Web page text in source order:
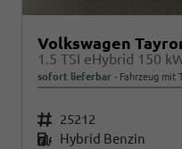
Volkswagen
sofort lieferbar Fahrzeug mit
Fahrzeugnr. 25212
Kraftstoff Hybrid Benzin